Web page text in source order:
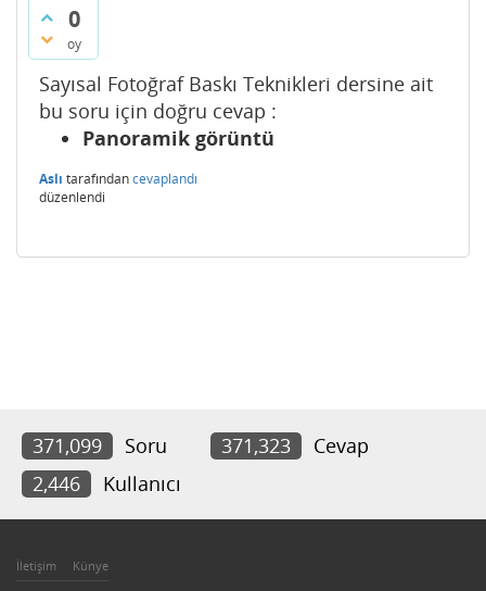
0
oy
Sayısal Fotoğraf Baskı Teknikleri dersine ait
bu soru için doğru cevap :
Panoramik görüntü
Aslı tarafındancevaplandı
düzenlendi
371,099 Soru 371,323
Cevap
2,446
Kullanıcı
İletişim Künye